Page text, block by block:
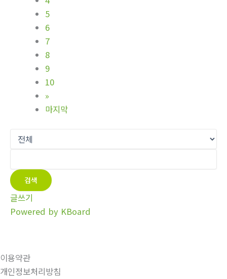
5
6
7
8
9
10
»
마지막
검색
글쓰기
Powered by KBoard
이용약관
개인정보처리방침